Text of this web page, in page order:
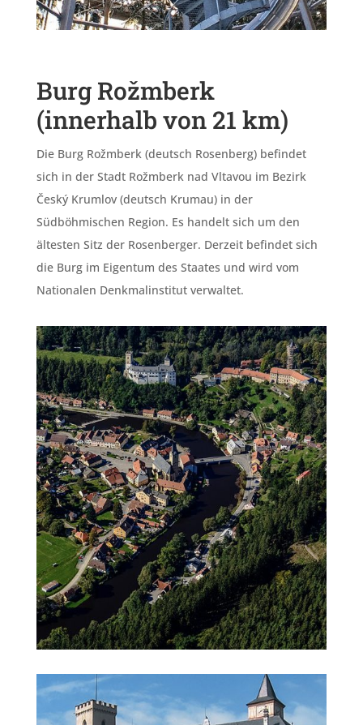
Burg Rožmberk
(innerhalb von 21 km)
Die Burg Rožmberk (deutsch Rosenberg) befindet
sich in der Stadt Rožmberk nad Vltavou im Bezirk
Český Krumlov (deutsch Krumau) in der
Südböhmischen Region. Es handelt sich um den
ältesten Sitz der Rosenberger. Derzeit befindet sich
die Burg im Eigentum des Staates und wird vom
Nationalen Denkmalinstitut verwaltet.